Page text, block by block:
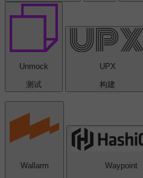
Unmock
测试
UPX
构建
Wallarm
Waypoint